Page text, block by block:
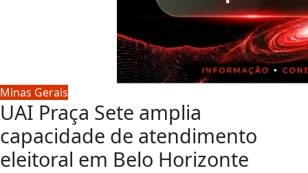
Minas Gerais
UAI Praça Sete amplia
capacidade de atendimento
eleitoral em Belo Horizonte